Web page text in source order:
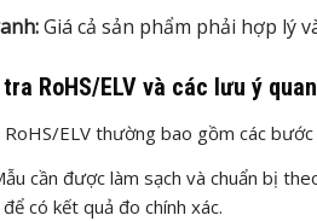
Giá cả sản phẩm phải hợp lý
RoHS/ELV và các lưu ý
ELV thường bao gồm các bước
cần được làm sạch và chuẩn bị
có kết quả đo chính xác.